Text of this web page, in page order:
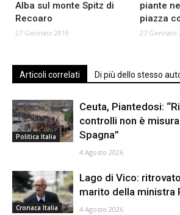
Alba sul monte Spitz di
Recoaro
27 Gennaio 2019
piante
piazza
27 Gennaio
Articoli correlati Di più dello stesso
Politica Italia
Ceuta, Piantedosi:
controlli non è
Spagna”
4 Agosto 2026
Cronaca Italia
Lago di Vico:
marito della ministra
4 Agosto 2026